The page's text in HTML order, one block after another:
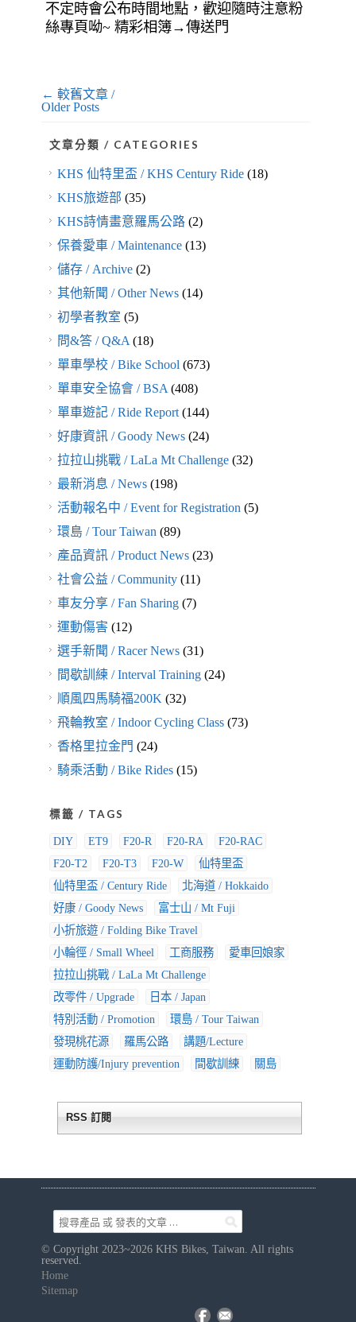
不定時會公布時間地點，歡迎隨時注意粉
絲專頁呦~ 精彩相簿→傳送門
← 較舊文章 /
Older Posts
文章分類 / CATEGORIES
KHS 仙特里盃 / KHS Century Ride(18)
KHS旅遊部 (35)
KHS詩情畫意羅馬公路(2)
保養愛車 / Maintenance(13)
儲存 / Archive(2)
其他新聞 / Other News(14)
初學者教室 (5)
問&答 / Q&A (18)
單車學校 / Bike School (673)
單車安全協會 / BSA (408)
單車遊記 / Ride Report(144)
好康資訊 / Goody News(24)
拉拉山挑戰 / LaLa Mt Challenge(32)
最新消息 / News(198)
活動報名中 / Event for Registration (5)
環島 / Tour Taiwan (89)
產品資訊 / Product News(23)
社會公益 / Community(11)
車友分享 / Fan Sharing(7)
運動傷害(12)
選手新聞 / Racer News(31)
間歇訓練 / Interval Training(24)
順風四馬騎福200K (32)
飛輪教室 / Indoor Cycling Class(73)
香格里拉金門 (24)
騎乘活動 / Bike Rides(15)
標籤 / TAGS
DIY ET9 F20-R F20-RA
F20-RAC
F20-T2
F20-T3 F20-W
仙特里盃
仙特里盃 / Century Ride
北海道 / Hokkaido
好康 / Goody News
富士山 / Mt Fuji
小折旅遊 / Folding Bike Travel
小輪徑 / Small Wheel
工商服務
愛車回娘家
拉拉山挑戰 / LaLa Mt Challenge
改零件 / Upgrade
日本 / Japan
特別活動 / Promotion
環島 / Tour Taiwan
發現桃花源
羅馬公路
講題/Lecture
運動防護/Injury prevention
間歇訓練 關島
RSS 訂閱
© Copyright 2023~2026 KHS Bikes, Taiwan. All rights
reserved.
Home
Sitemap